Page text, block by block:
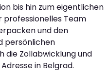
bis hin zum eigentlichen
professionelles Team
und den
persönlichen
die Zollabwicklung und
in Belgrad.